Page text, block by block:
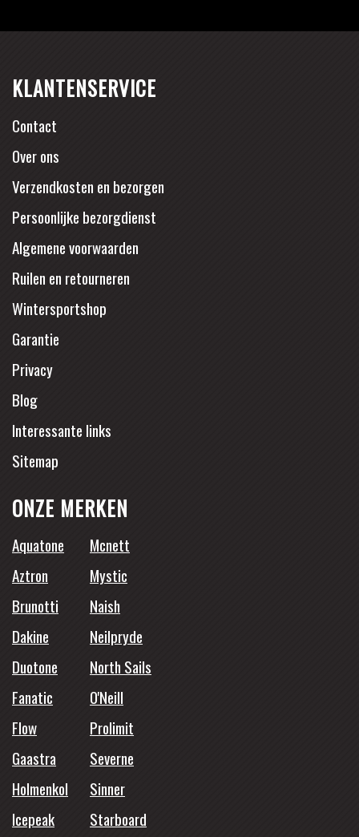
KLANTENSERVICE
Contact
Over ons
Verzendkosten en bezorgen
Persoonlijke bezorgdienst
Algemene voorwaarden
Ruilen en retourneren
Wintersportshop
Garantie
Privacy
Blog
Interessante links
Sitemap
ONZE MERKEN
Aquatone
Mcnett
Aztron
Mystic
Brunotti
Naish
Dakine
Neilpryde
Duotone
North Sails
Fanatic
O'Neill
Flow
Prolimit
Gaastra
Severne
Holmenkol
Sinner
Icepeak
Starboard